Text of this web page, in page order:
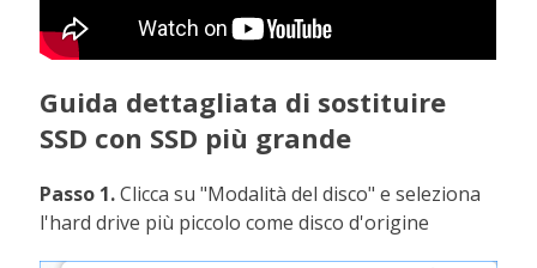
Guida dettagliata di sostituire
SSD con SSD più grande
Passo 1.Clicca su "Modalità del disco" e seleziona
l'hard drive più piccolo come disco d'origine